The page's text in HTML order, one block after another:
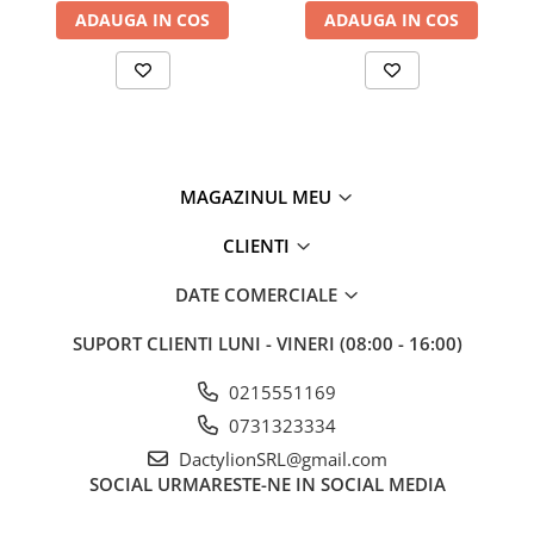
și durabile, care le fac potrivite pentru utilizarea pe termen
-Umbrelele vă permit să obțineți rezultate profesionale în
imagini clare și bine definite.
deoarece ajută la obținerea unui aspect natural și plăcut al
fotografierea produselor, deoarece lumina sa uniformă și
-De asemenea sunt ideale pentru fotografierea de studio,
deoarece vă permite să controlați și să direcționați lumina în
funcție de nevoile dvs.
ADAUGA IN COS ADAUGA IN COS
MAGAZINUL MEU
CLIENTI
DATE COMERCIALE
SUPORT CLIENTI LUNI - VINERI (08:00 - 16:00)
0215551169
0731323334
DactylionSRL@gmail.com
SOCIAL URMARESTE-NE IN SOCIAL MEDIA